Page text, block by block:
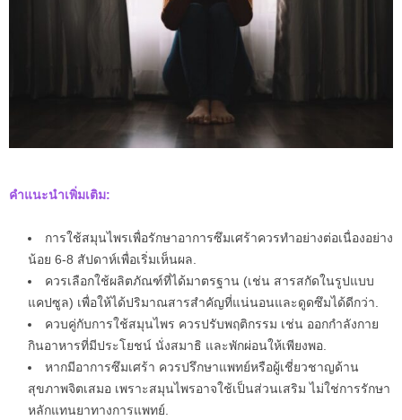
คำแนะนำเพิ่มเติม:
การใช้สมุนไพรเพื่อรักษาอาการซึมเศร้าควรทำอย่างต่อเนื่องอย่าง
น้อย 6-8 สัปดาห์เพื่อเริ่มเห็นผล.
ควรเลือกใช้ผลิตภัณฑ์ที่ได้มาตรฐาน (เช่น สารสกัดในรูปแบบ
แคปซูล) เพื่อให้ได้ปริมาณสารสำคัญที่แน่นอนและดูดซึมได้ดีกว่า.
ควบคู่กับการใช้สมุนไพร ควรปรับพฤติกรรม เช่น ออกกำลังกาย
กินอาหารที่มีประโยชน์ นั่งสมาธิ และพักผ่อนให้เพียงพอ.
หากมีอาการซึมเศร้า ควรปรึกษาแพทย์หรือผู้เชี่ยวชาญด้าน
สุขภาพจิตเสมอ เพราะสมุนไพรอาจใช้เป็นส่วนเสริม ไม่ใช่การรักษา
หลักแทนยาทางการแพทย์.